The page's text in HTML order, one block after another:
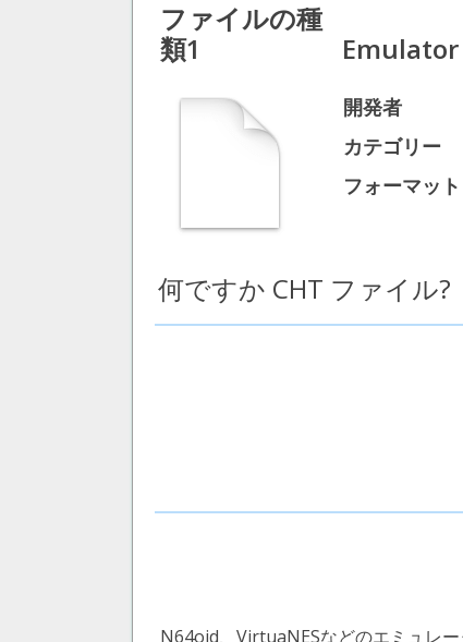
ファイルの種
類1
開発者
カテゴリー
フォーマット
何ですか CHT ファイル?
N64oid、VirtuaNESなどのエミュレー